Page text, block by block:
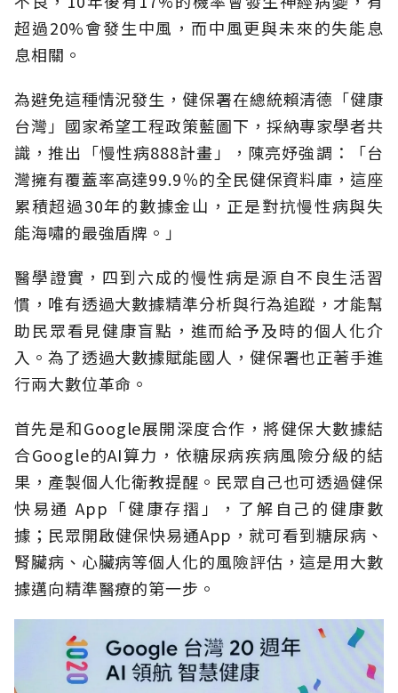
超過20%會發生中風，而中風更與未來的失能息
息相關。
為避免這種情況發生，健保署在總統賴清德「健康
台灣」國家希望工程政策藍圖下，採納專家學者共
識，推出「慢性病888計畫」，陳亮妤強調：「台
灣擁有覆蓋率高達99.9％的全民健保資料庫，這座
累積超過30年的數據金山，正是對抗慢性病與失
能海嘯的最強盾牌。」
醫學證實，四到六成的慢性病是源自不良生活習
慣，唯有透過大數據精準分析與行為追蹤，才能幫
助民眾看見健康盲點，進而給予及時的個人化介
入。為了透過大數據賦能國人，健保署也正著手進
行兩大數位革命。
首先是和Google展開深度合作，將健保大數據結
合Google的AI算力，依糖尿病疾病風險分級的結
果，產製個人化衛教提醒。民眾自己也可透過健保
快易通 App「健康存摺」，了解自己的健康數
據；民眾開啟健保快易通App，就可看到糖尿病、
腎臟病、心臟病等個人化的風險評估，這是用大數
據邁向精準醫療的第一步。